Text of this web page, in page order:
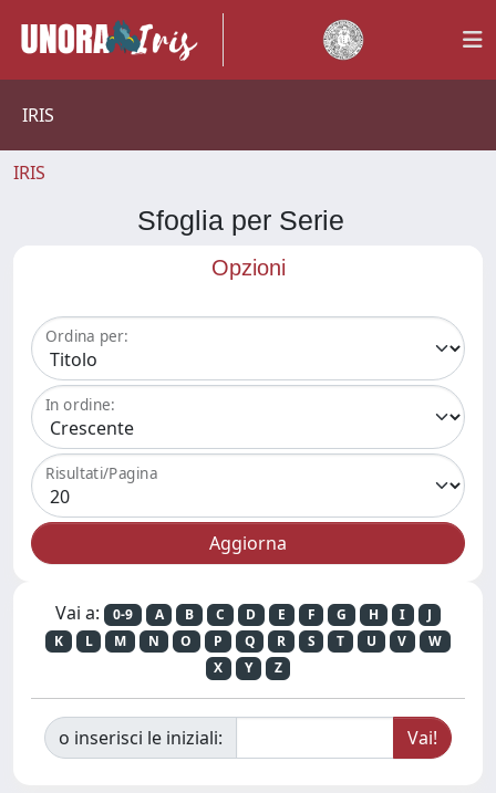
IRIS
IRIS
Sfoglia per Serie
Opzioni
Ordina per:
In ordine:
Risultati/Pagina
Vai a: 0-9 A B C D E F G H I
J
K
L M N O P Q R S T U V
W
X
Y Z
o inserisci le iniziali: